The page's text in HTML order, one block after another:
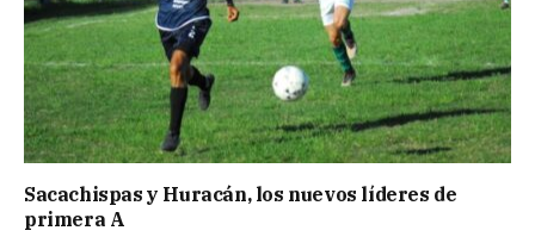
Sacachispas y Huracán, los nuevos líderes de
primera A